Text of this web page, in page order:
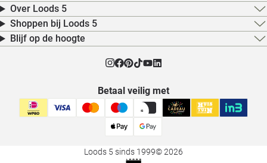
Over Loods 5
Shoppen bij Loods 5
Blijf op de hoogte
Betaal veilig met
Loods 5 sinds 1999© 2026